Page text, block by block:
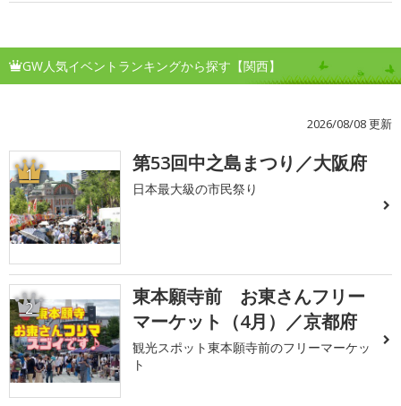
GW人気イベントランキングから探す【関西】
2026/08/08 更新
1 第53回中之島まつり／大阪府
日本最大級の市民祭り
2
東本願寺前 お東さんフリー
マーケット（4月）／京都府
観光スポット東本願寺前のフリーマーケッ
ト